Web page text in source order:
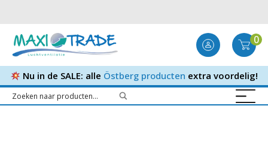
0
Nu in de SALE: alle Östberg producten extra voordelig!